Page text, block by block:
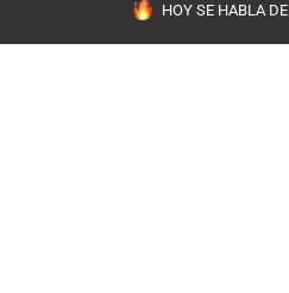
HOY SE HABLA DE